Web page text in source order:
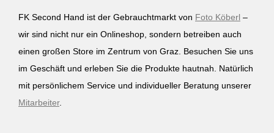
FK Second Hand ist der Gebrauchtmarkt von Foto Köberl –
wir sind nicht nur ein Onlineshop, sondern betreiben auch
einen großen Store im Zentrum von Graz. Besuchen Sie uns
im Geschäft und erleben Sie die Produkte hautnah. Natürlich
mit persönlichem Service und individueller Beratung unserer
Mitarbeiter.